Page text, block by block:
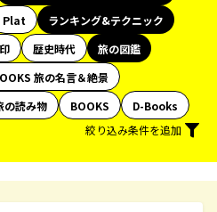
Plat
ランキング&テクニック
歴史時代
旅の図鑑
旅の名言＆絶景
の読み物 BOOKS
D-Books
絞り込み条件を追加